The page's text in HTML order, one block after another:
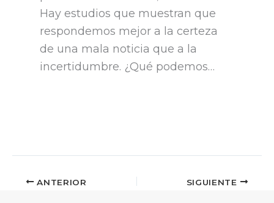
Hay estudios que muestran que
respondemos mejor a la certeza
de una mala noticia que a la
incertidumbre. ¿Qué podemos…
ANTERIOR SIGUIENTE